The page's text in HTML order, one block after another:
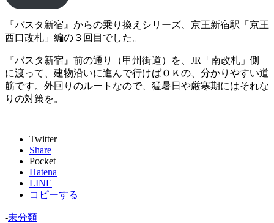
『バスタ新宿』からの乗り換えシリーズ、京王新宿駅「京王
西口改札」編の３回目でした。
『バスタ新宿』前の通り（甲州街道）を、JR「南改札」側
に渡って、建物沿いに進んで行けばＯＫの、分かりやすい道
筋です。外回りのルートなので、猛暑日や厳寒期にはそれな
りの対策を。
Twitter
Share
Pocket
Hatena
LINE
コピーする
-未分類